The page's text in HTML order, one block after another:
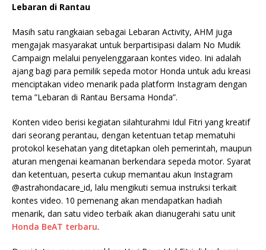
Lebaran di Rantau
Masih satu rangkaian sebagai Lebaran Activity, AHM juga
mengajak masyarakat untuk berpartisipasi dalam No Mudik
Campaign melalui penyelenggaraan kontes video. Ini adalah
ajang bagi para pemilik sepeda motor Honda untuk adu kreasi
menciptakan video menarik pada platform Instagram dengan
tema ”Lebaran di Rantau Bersama Honda”.
Konten video berisi kegiatan silahturahmi Idul Fitri yang kreatif
dari seorang perantau, dengan ketentuan tetap mematuhi
protokol kesehatan yang ditetapkan oleh pemerintah, maupun
aturan mengenai keamanan berkendara sepeda motor. Syarat
dan ketentuan, peserta cukup memantau akun Instagram
@astrahondacare_id, lalu mengikuti semua instruksi terkait
kontes video. 10 pemenang akan mendapatkan hadiah
menarik, dan satu video terbaik akan dianugerahi satu unit
Honda BeAT terbaru.